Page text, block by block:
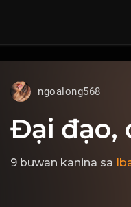
ngoalong568
Đại đạo,
9 buwan kanina sa